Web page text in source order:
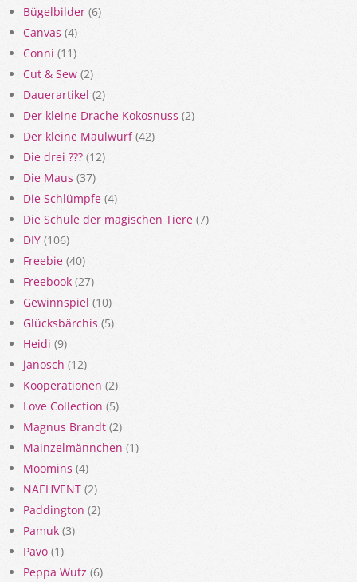
Bügelbilder (6)
Canvas (4)
Conni (11)
Cut & Sew (2)
Dauerartikel (2)
Der kleine Drache Kokosnuss (2)
Der kleine Maulwurf(42)
Die drei ??? (12)
Die Maus (37)
Die Schlümpfe (4)
Die Schule der magischen Tiere (7)
DIY (106)
Freebie (40)
Freebook (27)
Gewinnspiel (10)
Glücksbärchis (5)
Heidi (9)
janosch (12)
Kooperationen (2)
Love Collection (5)
Magnus Brandt (2)
Mainzelmännchen (1)
Moomins (4)
NAEHVENT (2)
Paddington (2)
Pamuk (3)
Pavo (1)
Peppa Wutz (6)